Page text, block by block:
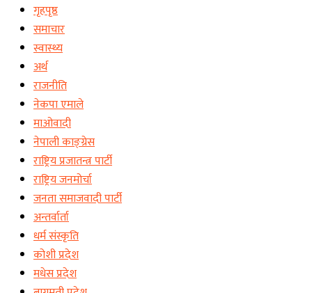
गृहपृष्ठ
समाचार
स्वास्थ्य
अर्थ
राजनीति
नेकपा एमाले
माओवादी
नेपाली काङ्ग्रेस
राष्ट्रिय प्रजातन्त्र पार्टी
राष्ट्रिय जनमोर्चा
जनता समाजवादी पार्टी
अन्तर्वार्ता
धर्म संस्कृति
कोशी प्रदेश
मधेस प्रदेश